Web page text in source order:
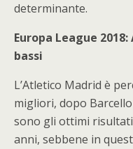
determinante.
Europa League
bassi
L’Atletico Madrid è
migliori, dopo
sono gli ottimi
anni, sebbene in